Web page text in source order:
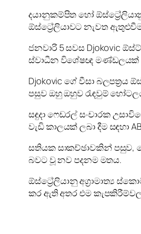
දයානුකම්පිත හෝ
ඕස්ට්‍රේලියාවට නැවත
ජනවාරි 5 සවස Djokovic
ස්වාධීන විශේෂඥ මණ්ඩලයක්
Djokovic ගේ වීසා
පසුව ඔහු ඔහුව රැඳවුම්
සඳුදා ෆෙඩරල් සංචාරක
වැඩි කාලයක් ලබා දීම සඳහා
සතියක සාකච්ඡාවකින් පසුව,
බවට වූ නව පදනම මතය.
ඕස්ට්‍රේලියානු අග්‍රාමාත්‍ය
කර ඇති අතර එම